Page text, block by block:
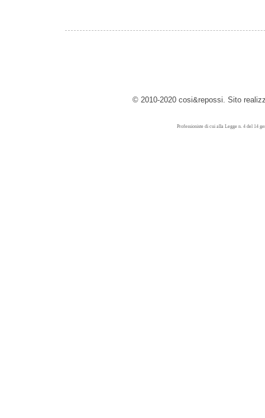
© 2010-2020 cosi&repossi. Sito
Professioniste di cui alla Legge n. 4 del 14